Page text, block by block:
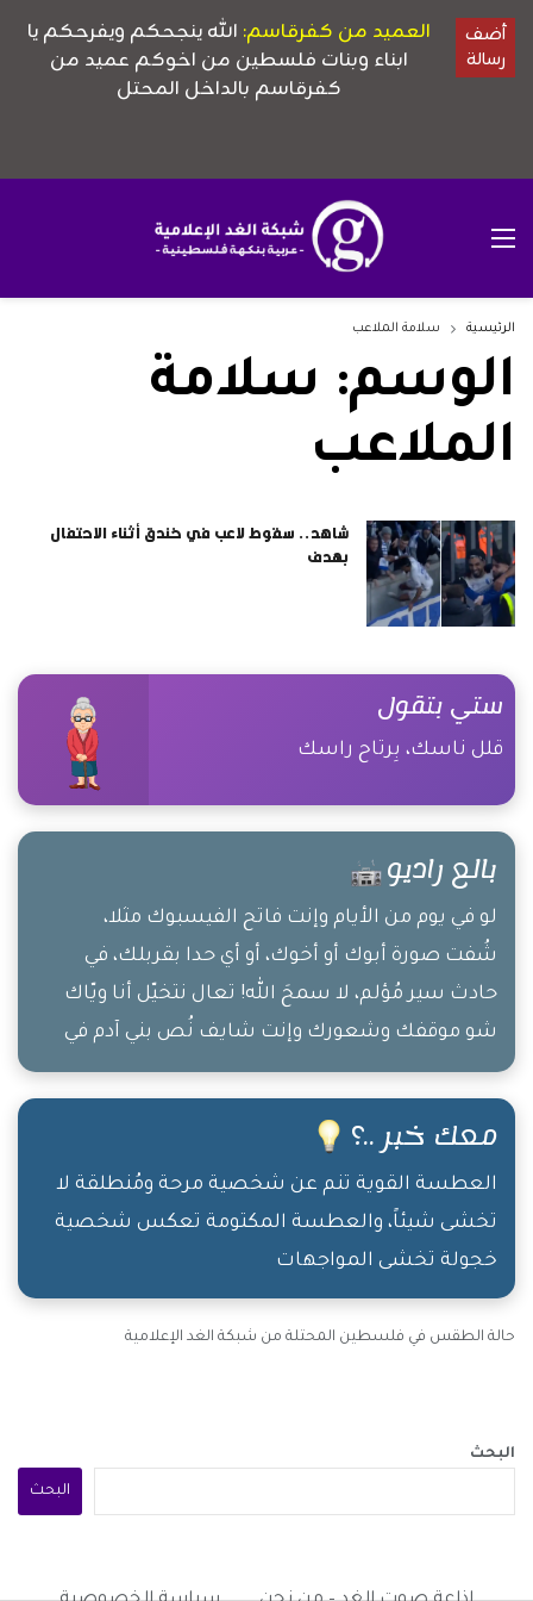
الرئيسية سلامة الملاعب
الوسم: سلامة
الملاعب
شاهد.. سقوط لاعب في خندق أثناء الاحتفال
بهدف
ستي بتقول
قلل ناسك، بِرتاح راسك
بالع راديو
لو في يوم من الأيام وإنت فاتح الفيسبوك مثلا،
شُفت صورة أبوك أو أخوك، أو أي حدا بقربلك، في
حادث سير مُؤلم، لا سمحَ الله! تعال نتخيّل أنا ويّاك
شو موقفك وشعورك وإنت شايف نُص بني آدم في
الصورة!!! أكيد هو نفس شعور أهل "الإنسان" اللي
فعلياً إنتَ عذّبت وقتلت الميّت عشرات المرّات،
وقتلت أهله الأحياء!
معك خبر ..؟
العطسة القوية تنم عن شخصية مرحة ومُنطلقة لا
تخشى شيئاً، والعطسة المكتومة تعكس شخصية
خجولة تخشى المواجهات
حالة الطقس في فلسطين المحتلة من شبكة الغد الإعلامية
البحث
البحث